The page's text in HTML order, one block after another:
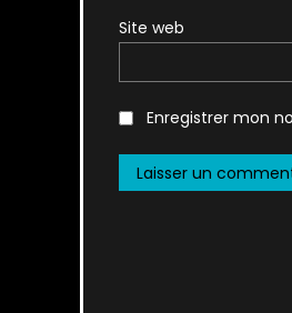
Site web
Enregistrer mon